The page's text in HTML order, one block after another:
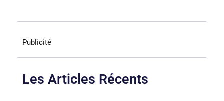
Publicité
Les Articles Récents